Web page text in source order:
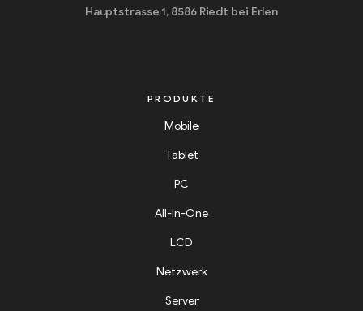
Hauptstrasse 1, 8586 Riedt bei Erlen
PRODUKTE
Mobile
Tablet
PC
All-In-One
LCD
Netzwerk
Server